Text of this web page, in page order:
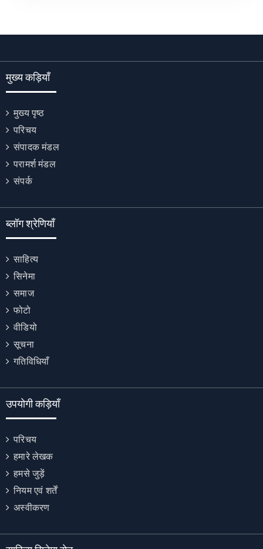
मुख्य कड़ियाँ
मुख्य पृष्ठ
परिचय
संपादक मंडल
परामर्श मंडल
संपर्क
ब्लॉग श्रेणियाँ
साहित्य
सिनेमा
समाज
फोटो
वीडियो
सूचना
गतिविधियाँ
उपयोगी कड़ियाँ
परिचय
हमारे लेखक
हमसे जुड़ें
नियम एवं शर्तें
अस्वीकरण